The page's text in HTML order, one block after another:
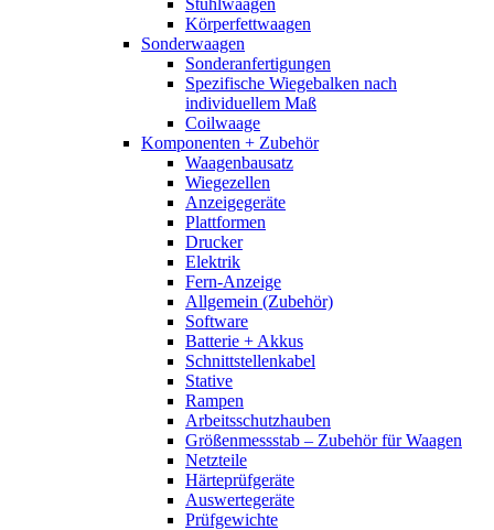
Stuhlwaagen
Körperfettwaagen
Sonderwaagen
Sonderanfertigungen
Spezifische Wiegebalken nach
individuellem Maß
Coilwaage
Komponenten + Zubehör
Waagenbausatz
Wiegezellen
Anzeigegeräte
Plattformen
Drucker
Elektrik
Fern-Anzeige
Allgemein (Zubehör)
Software
Batterie + Akkus
Schnittstellenkabel
Stative
Rampen
Arbeitsschutzhauben
Größenmessstab – Zubehör für Waagen
Netzteile
Härteprüfgeräte
Auswertegeräte
Prüfgewichte